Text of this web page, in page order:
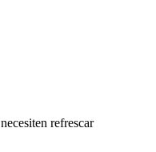
refrescar